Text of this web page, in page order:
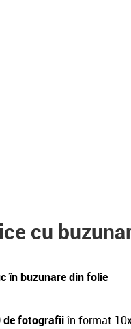
cu
în buzunare din folie
de fotografiiîn format